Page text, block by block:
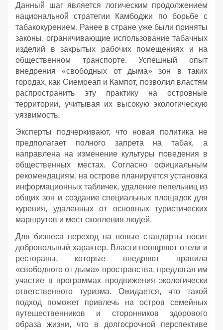
Данный шаг является логическим продолжением
национальной стратегии Камбоджи по борьбе с
табакокурением. Ранее в стране уже были приняты
законы, ограничивающие использование табачных
изделий в закрытых рабочих помещениях и на
общественном транспорте. Успешный опыт
внедрения «свободных от дыма» зон в таких
городах, как Сиемреап и Кампот, позволил властям
распространить эту практику на островные
территории, учитывая их высокую экологическую
уязвимость.
Эксперты подчеркивают, что новая политика не
предполагает полного запрета на табак, а
направлена на изменение культуры поведения в
общественных местах. Согласно официальным
рекомендациям, на острове планируется установка
информационных табличек, удаление пепельниц из
общих зон и создание специальных площадок для
курения, удаленных от основных туристических
маршрутов и мест скопления людей.
Для бизнеса переход на новые стандарты носит
добровольный характер. Власти поощряют отели и
рестораны, которые внедряют правила
«свободного от дыма» пространства, предлагая им
участие в программах продвижения экологически
ответственного туризма. Ожидается, что такой
подход поможет привлечь на остров семейных
путешественников и сторонников здорового
образа жизни, что в долгосрочной перспективе